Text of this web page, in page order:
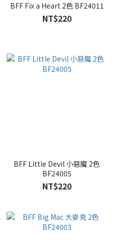
BFF Fix a Heart 2色 BF24011
NT$220
BFF Little Devil 小惡魔 2色
BF24005
NT$220